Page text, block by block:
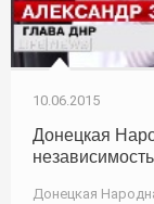
10.06.2015
Донецкая
Донецкая